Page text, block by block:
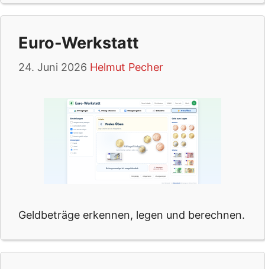
Euro-Werkstatt
24. Juni 2026 Helmut Pecher
Geldbeträge erkennen, legen und berechnen.